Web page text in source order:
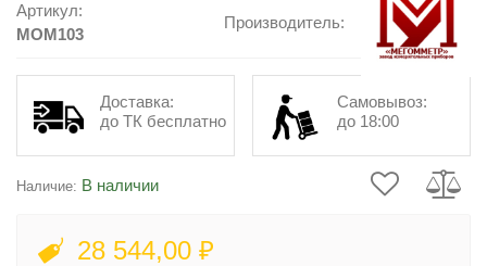
Артикул:
MOM103
Производитель:
Доставка:
до ТК бесплатно
Самовывоз:
до 18:00
Наличие: В наличии
28 544,00 ₽